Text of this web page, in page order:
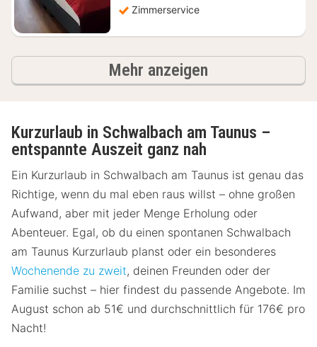
Zimmerservice
Mehr anzeigen
Kurzurlaub in Schwalbach am Taunus –
entspannte Auszeit ganz nah
Ein Kurzurlaub in Schwalbach am Taunus ist genau das
Richtige, wenn du mal eben raus willst – ohne großen
Aufwand, aber mit jeder Menge Erholung oder
Abenteuer. Egal, ob du einen spontanen Schwalbach
am Taunus Kurzurlaub planst oder ein besonderes
Wochenende zu zweit, deinen Freunden oder der
Familie suchst – hier findest du passende Angebote. Im
August schon ab 51€ und durchschnittlich für 176€ pro
Nacht!